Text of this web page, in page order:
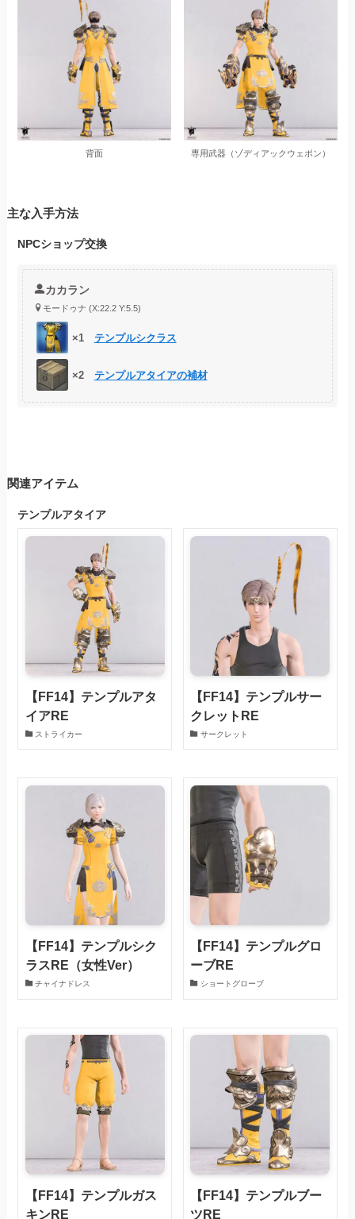
背面 専用武器（ゾディアックウェポン）
主な入手方法
NPCショップ交換
カカラン
モードゥナ (X:22.2 Y:5.5)
×1 テンプルシクラス
×2 テンプルアタイアの補材
関連アイテム
テンプルアタイア
【FF14】テンプルアタ
イアRE
ストライカー
【FF14】テンプルサー
クレットRE
サークレット
【FF14】テンプルシク
ラスRE（女性Ver）
チャイナドレス
【FF14】テンプルグロ
ーブRE
ショートグローブ
【FF14】テンプルガス
キンRE
【FF14】テンプルブー
ツRE